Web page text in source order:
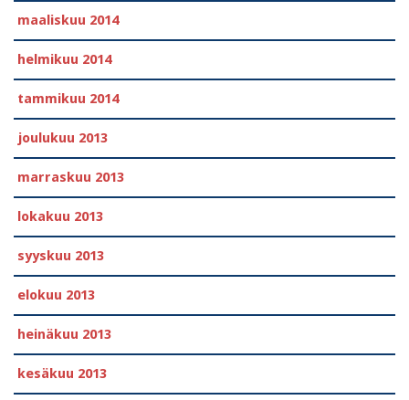
maaliskuu 2014
helmikuu 2014
tammikuu 2014
joulukuu 2013
marraskuu 2013
lokakuu 2013
syyskuu 2013
elokuu 2013
heinäkuu 2013
kesäkuu 2013